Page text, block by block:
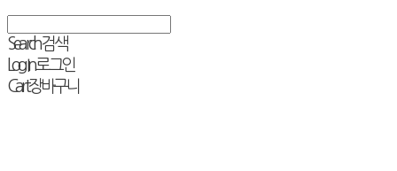
Search검색
Log In로그인
Cart장바구니